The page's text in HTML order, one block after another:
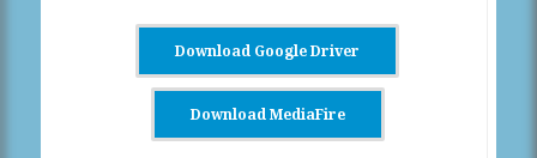
Download Google Driver
Download MediaFire